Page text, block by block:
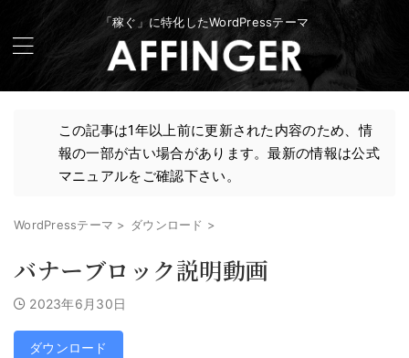
「稼ぐ」に特化したWordPressテーマ
この記事は1年以上前に更新された内容のため、情
報の一部が古い場合があります。最新の情報は公式
マニュアルをご確認下さい。
WordPressテーマ > ダウンロード >
バナーブロック説明動画
2023年6月30日
ダウンロード